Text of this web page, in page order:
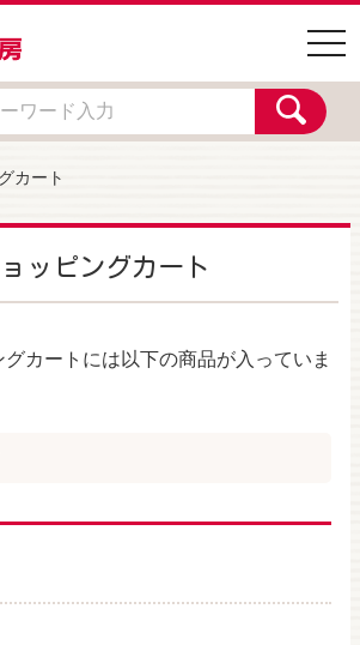
カート
ッピングカート
カートには以下の商品が入っていま